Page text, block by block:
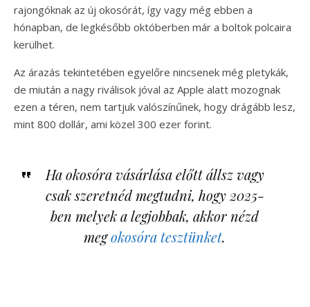
rajongóknak az új okosórát, így vagy még ebben a
hónapban, de legkésőbb októberben már a boltok polcaira
kerülhet.
Az árazás tekintetében egyelőre nincsenek még pletykák,
de miután a nagy riválisok jóval az Apple alatt mozognak
ezen a téren, nem tartjuk valószínűnek, hogy drágább lesz,
mint 800 dollár, ami közel 300 ezer forint.
Ha okosóra vásárlása előtt állsz vagy
csak szeretnéd megtudni, hogy 2025-
ben melyek a legjobbak, akkor nézd
megokosóra tesztünket.